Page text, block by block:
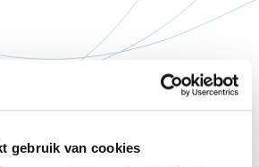
gebruik van cookies